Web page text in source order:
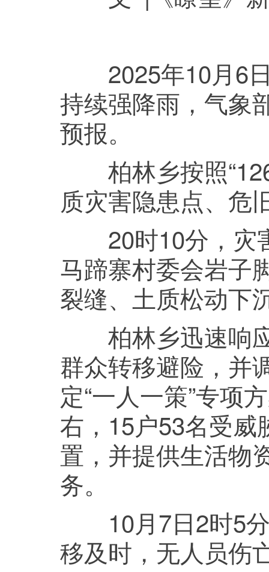
2025年10月6日
持续强降雨，气象
预报。
柏林乡按照
质灾害隐患点、危
20时10分，灾
马蹄寨村委会岩子
裂缝、土质松动下
柏林乡迅速响应
群众转移避险，并
定“一人一策”专项
右，15户53名受威
置，并提供生活物
务。
10月7日2时5分
移及时，无人员伤